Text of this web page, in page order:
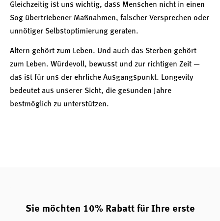
Gleichzeitig ist uns wichtig, dass Menschen nicht in einen
Sog übertriebener Maßnahmen, falscher Versprechen oder
unnötiger Selbstoptimierung geraten.
Altern gehört zum Leben. Und auch das Sterben gehört
zum Leben. Würdevoll, bewusst und zur richtigen Zeit —
das ist für uns der ehrliche Ausgangspunkt. Longevity
bedeutet aus unserer Sicht, die gesunden Jahre
bestmöglich zu unterstützen.
Sie möchten 10% Rabatt für Ihre erste